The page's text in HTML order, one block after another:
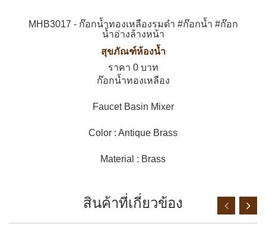
MHB3017 - ก๊อกน้ำทองเหลืองรมดำ #ก๊อกน้ำ #ก๊อก
น้ำอ่างล้างหน้า
สุขภัณฑ์ห้องน้ำ
ราคา 0 บาท
ก๊อกน้ำทองเหลือง
Faucet Basin Mixer
Color : Antique Brass
Material : Brass
สินค้าที่เกี่ยวข้อง